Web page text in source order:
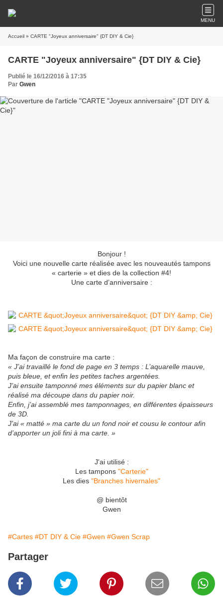
MENU
Accueil » CARTE "Joyeux anniversaire" {DT DIY & Cie}
CARTE "Joyeux anniversaire" {DT DIY & Cie}
Publié le 16/12/2016 à 17:35
Par Gwen
Bonjour !
Voici une nouvelle carte réalisée avec les nouveautés tampons
« carterie » et dies de la collection #4!
Une carte d’anniversaire :
Ma façon de construire ma carte :
« J’ai travaillé le fond de page en 3 temps : L’aquarelle mauve,
puis bleue, et enfin les petites taches argentées.
J’ai ensuite tamponné mes éléments sur du papier blanc et
réalisé ma découpe dans du papier noir.
Enfin, j’ai assemblé mes tamponnages, en différentes épaisseurs
de 3D.
J’ai « matté » ma carte du un fond noir et cousu le contour afin
d’apporter un joli fini à ma carte. »
J'ai utilisé :
Les tampons "Carterie"
Les dies "Branches hivernales"
@ bientôt
Gwen
#Cartes #DT DIY & Cie #Gwen #Gwen Scrap
Partager